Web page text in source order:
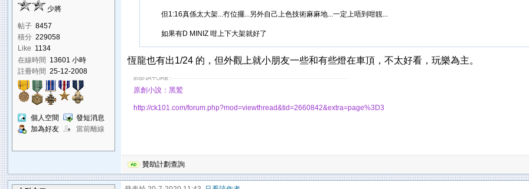
少將
帖子 8457
積分 229058
Like 1134
在線時間 13601 小時
註冊時間 25-12-2008
個人空間
發短消息
加為好友
當前離線
但1:16真係太大架...冇位擺...另外自己上色技術麻麻地...一定上唔到咁靚...
如果有D MINIZ 咁上下大架就好了
恆龍也有出1/24 的，但外觀上就小朋友一些和有些燈在車頂，不太好看，玩樂為主。
原創小說：黑鷲
http://ck101.com/forum.php?mod=viewthread&tid=2660842&extra=page%3D3
贊助計劃查詢